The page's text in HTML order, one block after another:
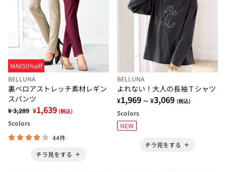
MAX50%off
BELLUNA
裏ベロアストレッチ素材レギン
スパンツ
¥ 3,289 ¥1,639 (税込)
5colors
44件
チラ見をする
BELLUNA
よれない！大人の長袖Ｔシャツ
¥1,969 ～ ¥3,069 (税込)
5colors
NEW
チラ見をする